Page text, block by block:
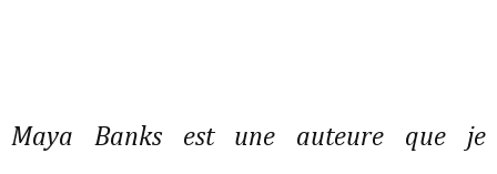
Maya Banks est une auteure que je